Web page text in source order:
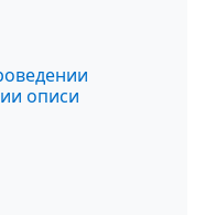
описи